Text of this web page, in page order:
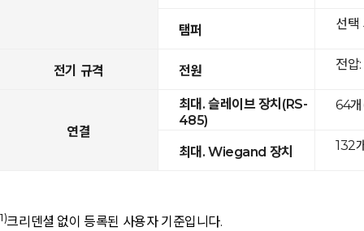
탬퍼
전기 규격 전원
연결
최대. 슬레이브 장치(RS-
485)
최대. Wiegand 장치
선택
전압
64개
132
1)크리덴셜 없이 등록된 사용자 기준입니다.